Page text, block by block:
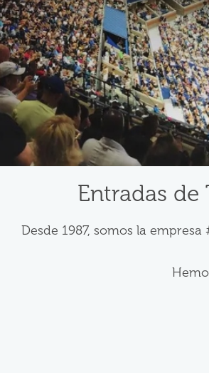
Entradas de
Desde 1987, somos la